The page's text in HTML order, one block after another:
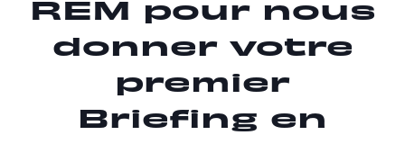
REM pour nous
donner votre
premier
Briefing en